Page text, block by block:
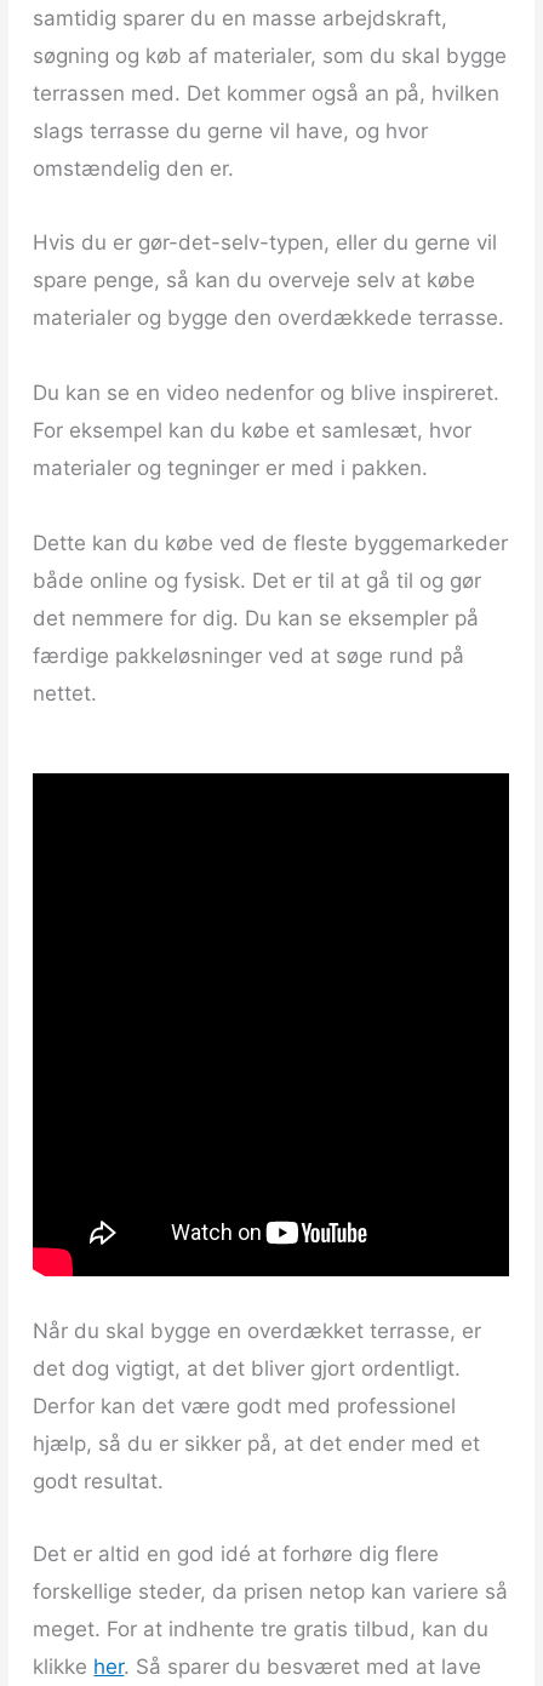
samtidig sparer du en masse arbejdskraft,
søgning og køb af materialer, som du skal bygge
terrassen med. Det kommer også an på, hvilken
slags terrasse du gerne vil have, og hvor
omstændelig den er.
Hvis du er gør-det-selv-typen, eller du gerne vil
spare penge, så kan du overveje selv at købe
materialer og bygge den overdækkede terrasse.
Du kan se en video nedenfor og blive inspireret.
For eksempel kan du købe et samlesæt, hvor
materialer og tegninger er med i pakken.
Dette kan du købe ved de fleste byggemarkeder
både online og fysisk. Det er til at gå til og gør
det nemmere for dig. Du kan se eksempler på
færdige pakkeløsninger ved at søge rund på
nettet.
Når du skal bygge en overdækket terrasse, er
det dog vigtigt, at det bliver gjort ordentligt.
Derfor kan det være godt med professionel
hjælp, så du er sikker på, at det ender med et
godt resultat.
Det er altid en god idé at forhøre dig flere
forskellige steder, da prisen netop kan variere så
meget. For at indhente tre gratis tilbud, kan du
klikke her. Så sparer du besværet med at lave